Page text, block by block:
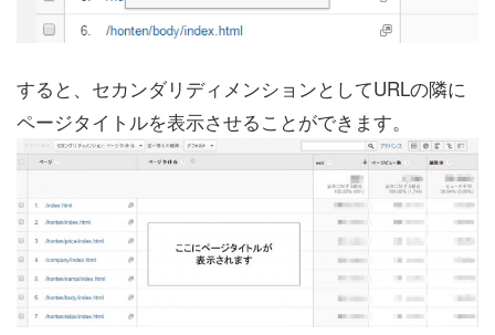
すると、セカンダリディメンションとしてURLの隣に
ページタイトルを表示させることができます。